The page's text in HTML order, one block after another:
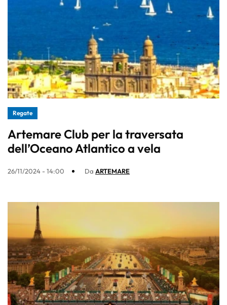
Regate
Artemare Club per la traversata
dell’Oceano Atlantico a vela
26/11/2024 - 14:00 Da ARTEMARE